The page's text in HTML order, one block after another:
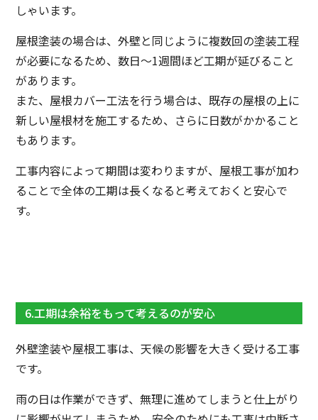
しゃいます。
屋根塗装の場合は、外壁と同じように複数回の塗装工程
が必要になるため、数日〜1週間ほど工期が延びること
があります。
また、屋根カバー工法を行う場合は、既存の屋根の上に
新しい屋根材を施工するため、さらに日数がかかること
もあります。
工事内容によって期間は変わりますが、屋根工事が加わ
ることで全体の工期は長くなると考えておくと安心で
す。
6.工期は余裕をもって考えるのが安心
外壁塗装や屋根工事は、天候の影響を大きく受ける工事
です。
雨の日は作業ができず、無理に進めてしまうと仕上がり